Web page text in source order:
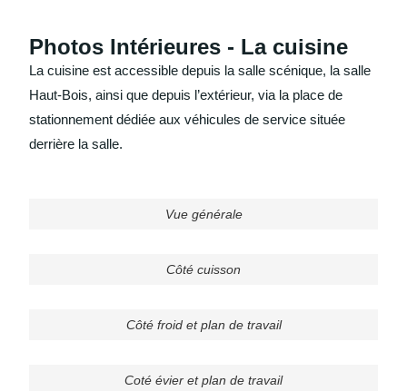
Photos Intérieures - La cuisine
La cuisine est accessible depuis la salle scénique, la salle
Haut-Bois, ainsi que depuis l’extérieur, via la place de
stationnement dédiée aux véhicules de service située
derrière la salle.
Vue générale
Côté cuisson
Côté froid et plan de travail
Coté évier et plan de travail